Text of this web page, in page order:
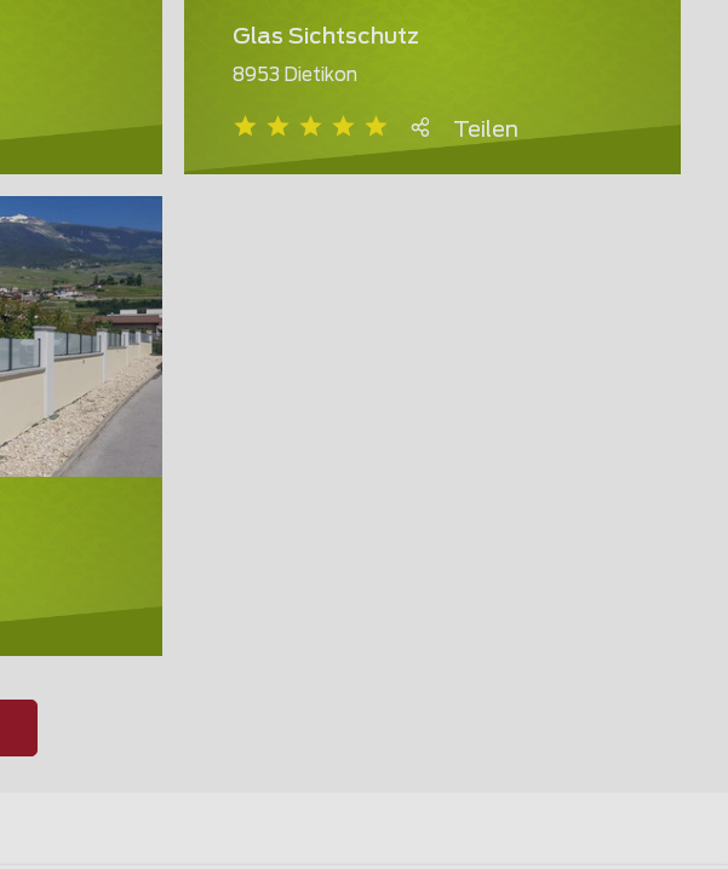
Glas Sichtschutz
8953 Dietikon
Teilen